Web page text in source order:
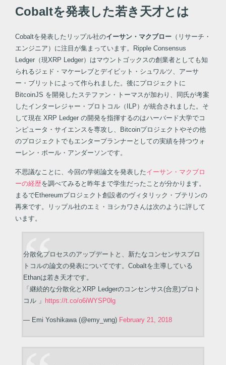
Cobaltを発表した若き天才とは
Cobaltを発表したリップル社のイーサン・マクブロー （リサーチ・
エンジニア）に注目が集まっています。Ripple Consensus
Ledger（現XRP Ledger）はマウントゴックスの創業者としても知
られるジェド・マケーレブとデイビット・シュワルツ、アーサ
ー・ブリットによって作られました。後にプロジェクトに
BitcoinJS を開発したステファン・トーマスが加わり、同氏が考案
したインターレジャー・プロトコル（ILP）が統合されました。そ
して現在 XRP Ledger の開発を指揮するのはハーバード大学でコ
ンピュータ・サイエンスを専攻し、Bitcoinプロジェクトやその他
のプロジェクトでもエンタープランナーとしての実績を持つウォ
ーレン・ポール・アンダーソンです。
不思議なことに、今回の学術論文を発表したイーサン・マクブロ
ーの経歴を調べてみると昨年まで学生だったことが分かります。
まるでEthereumプロジェクト創設者のヴィタリック・ブテリンの
再来です。リップル社のエミ・ヨシカワさんは次のように評して
います。
分散化プロセスのアップデートと、新たなコンセンサスプロ
トコルの論文の発表についてです。Cobaltを主導している
Ethanは若き天才です。
「継続的な分散化とXRP Ledgerのコンセンサス(合意)プロト
コル 」 https://t.co/o6iWYSP0lg
— Emi Yoshikawa (@emy_wng) February 21, 2018